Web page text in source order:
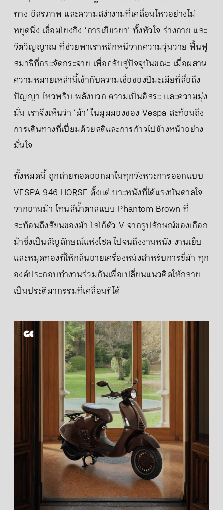
ทาง อิสรภาพ และความสง่างามที่เคลื่อนไหวอย่างไม่
หยุดนิ่ง เชื่อมโยงถึง ‘การเยียวยา’ ทั้งหัวใจ ร่างกาย และ
จิตวิญญาณ ที่ช่วยพาเราหลีกหนีจากความวุ่นวาย ฟื้นฟู
สมาธิที่กระจัดกระจาย เพื่อกลับสู่ปัจจุบันขณะ เมื่อผสาน
ความหมายเหล่านี้เข้ากับความเชื่อของปีมะเมียที่สื่อถึง
ปัญญา ไหวพริบ พลังบวก ความเป็นอิสระ และความมุ่ง
มั่น เราจึงเห็นว่า ‘ม้า’ ในมุมมองของ Vespa สะท้อนถึง
การเดินทางที่เปี่ยมด้วยสติและการก้าวไปข้างหน้าอย่าง
มั่นใจ
ทั้งหมดนี้ ถูกถ่ายทอดออกมาในทุกจังหวะการออกแบบ
VESPA 946 HORSE ตั้งแต่เบาะหนังที่ได้แรงบันดาลใจ
จากอานม้า โทนสีน้ำตาลแบบ Phantom Brown ที่
สะท้อนถึงสีขนของม้า โลโก้ตัว V จากรูปลักษณ์ของเกือก
ม้าซึ่งเป็นสัญลักษณ์แห่งโชค ไปจนถึงงานหนัง งานเย็บ
และหมุดทองที่ให้กลิ่นอายเครื่องหนังสำหรับการขี่ม้า ทุก
องค์ประกอบทำงานร่วมกันเพื่อเปลี่ยนแนวคิดให้กลาย
เป็นประติมากรรมที่เคลื่อนที่ได้